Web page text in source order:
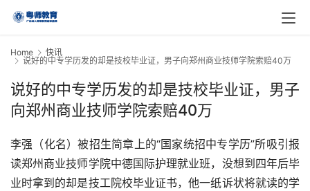
Home
快讯
说好的中专学历发的却是技校毕业证，男子向郑州商业技师学院索赔40万
说好的中专学历发的却是技校毕业证，男子
向郑州商业技师学院索赔40万
李强（化名）被招生简章上的“国家统招中专学历”所吸引报
读郑州商业技师学院中德国际护理就业班，没想到四年后毕
业时拿到的却是技工院校毕业证书，他一纸诉状将就读的学